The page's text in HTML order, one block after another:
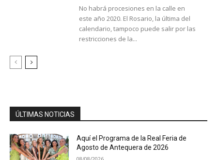
No habrá procesiones en la calle en
este año 2020. El Rosario, la última del
calendario, tampoco puede salir por las
restricciones de la...
ÚLTIMAS NOTICIAS
Aquí el Programa de la Real Feria de
Agosto de Antequera de 2026